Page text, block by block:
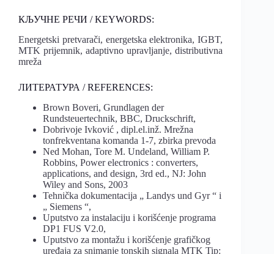
КЉУЧНЕ РЕЧИ / KEYWORDS:
Energetski pretvarači, energetska elektronika, IGBT,
MTK prijemnik, adaptivno upravljanje, distributivna
mreža
ЛИТЕРАТУРА / REFERENCES:
Brown Boveri, Grundlagen der
Rundsteuertechnik, BBC, Druckschrift,
Dobrivoje Ivković , dipl.el.inž. Mrežna
tonfrekventana komanda 1-7, zbirka prevoda
Ned Mohan, Tore M. Undeland, William P.
Robbins, Power electronics : converters,
applications, and design, 3rd ed., NJ: John
Wiley and Sons, 2003
Tehnička dokumentacija „ Landys und Gyr “ i
„ Siemens “,
Uputstvo za instalaciju i korišćenje programa
DP1 FUS V2.0,
Uputstvo za montažu i korišćenje grafičkog
uređaja za snimanje tonskih signala MTK Tip: